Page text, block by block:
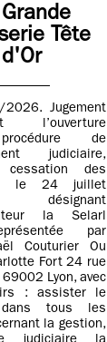
Tête
d'Or
Jugement
l’ouverture
de
judiciaire,
des
le 24 juillet
la Selarl
par
Couturier Ou
Fort 24 rue
Lyon, avec
: assister le
dans tous les
la gestion,